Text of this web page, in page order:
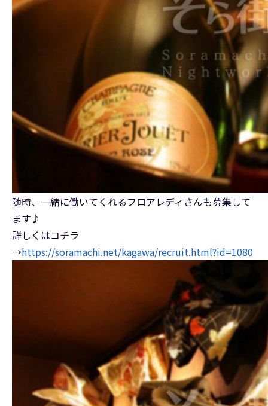
随時、一緒に働いてくれるフロアレディさんも募集して
ます♪
詳しくはコチラ
→https://soramachi.net/kagawa/recruit.html?id=1080